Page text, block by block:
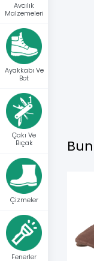
Avcılık
Malzemeleri
Ayakkabı Ve
Bot
Çakı Ve
Bıçak
Çizmeler
Fenerler